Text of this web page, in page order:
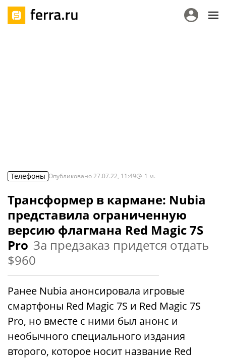
Телефоны Опубликовано27.07.22, 11:49 1 м.
Трансформер в кармане: Nubia
представила ограниченную
версию флагмана Red Magic 7S
Pro За предзаказ придется отдать
$960
Ранее Nubia анонсировала игровые
смартфоны Red Magic 7S и Red Magic 7S
Pro, но вместе с ними был анонс и
необычного специального издания
второго, которое носит название Red